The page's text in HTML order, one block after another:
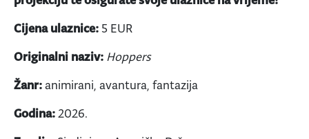
Cijena ulaznice: 5 EUR
Originalni naziv: Hoppers
Žanr:animirani, avantura, fantazija
Godina:2026.